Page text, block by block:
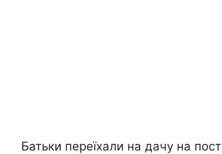
Батьки переїхали на дачу на